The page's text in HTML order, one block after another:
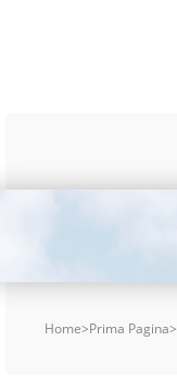
Home>Prima Pagina>